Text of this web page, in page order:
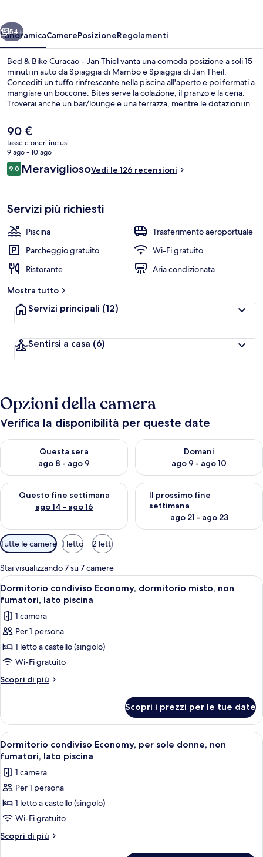
Jan
Thiel
Avanti
54+
PanoramicaCamerePosizioneRegolamenti
Bed & Bike Curacao - Jan Thiel vanta una comoda posizione a soli 15
minuti in auto da Spiaggia di Mambo e Spiaggia di Jan Theil.
Concediti un tuffo rinfrescante nella piscina all'aperto e poi fermati a
mangiare un boccone: Bites serve la colazione, il pranzo e la cena.
Troverai anche un bar/lounge e una terrazza, mentre le dotazioni in
Il
prezzo
attuale
è
90 €
90 €
tasse e oneri inclusi
9 ago - 10 ago
Recensioni
9,09,0 su 10
MeravigliosoVedi le 126 recensioni
Servizi più richiesti
Piscina
Trasferimento aeroportuale
Parcheggio gratuito
Wi-Fi gratuito
Ristorante
Aria condizionata
Mostra tutto
Servizi principali (12)
Sentirsi a casa (6)
Opzioni della camera
Verifica la disponibilità per queste date
Questa sera
ago 8 - ago 9
Verifica la disponibilità per questa sera, ago 8 - ago 9
Domani
ago 9 - ago 10
Verifica la disponibilità per
Questo fine settimana
ago 14 - ago 16
Verifica la disponibilità per questo fine settimana, ago 14 -
Il prossimo fine
settimana
ago 21 - ago 23
Verifica la disponibilità per il
Filtri
disponibili
per
le
camere
Tutte le camere 1 letto 2 letti
Stai visualizzando 7 su 7 camere
Apri
tutte
le
foto
per
Dormitorio
condiviso
Economy,
non
fumatori,
lato
piscina
Una stanza piccola con un letto
7
Dormitorio condiviso Economy, dormitorio misto, non
fumatori, lato piscina
1 camera
Per 1 persona
1 letto a castello (singolo)
Wi-Fi gratuito
Scopri di più
Altri
condiviso
Economy,
dormitorio
misto,
fumatori,
lato
Scopri i prezzi per le tue date
Apri
tutte
le
foto
per
Dormitorio
condiviso
Economy,
Una stanza piccola con un letto
7
Dormitorio condiviso Economy, per sole donne, non
fumatori, lato piscina
1 camera
Per 1 persona
1 letto a castello (singolo)
Wi-Fi gratuito
Scopri di più
Altri